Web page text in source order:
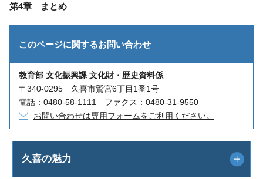
第4章 まとめ
このページに関するお問い合わせ
教育部 文化振興課 文化財・歴史資料係
〒340-0295 久喜市鷲宮6丁目1番1号
電話：0480-58-1111 ファクス：0480-31-9550
お問い合わせは専用フォームをご利用ください。
久喜の魅力